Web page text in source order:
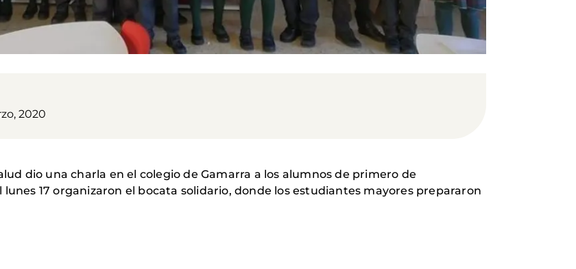
2020
dio una charla en el colegio de Gamarra a los alumnos de primero de
17 organizaron el bocata solidario, donde los estudiantes mayores prepararon